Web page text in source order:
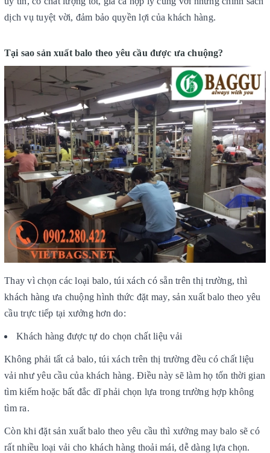
dịch vụ tuyệt vời, đảm bảo quyền lợi của khách hàng.
Tại sao sản xuất balo theo yêu cầu được ưa chuộng?
Thay vì chọn các loại balo, túi xách có sẵn trên thị trường, thì
khách hàng ưa chuộng hình thức đặt may, sản xuất balo theo yêu
cầu trực tiếp tại xưởng hơn do:
Khách hàng được tự do chọn chất liệu vải
Không phải tất cả balo, túi xách trên thị trường đều có chất liệu
vải như yêu cầu của khách hàng. Điều này sẽ làm họ tốn thời gian
tìm kiếm hoặc bất đắc dĩ phải chọn lựa trong trường hợp không
tìm ra.
Còn khi đặt sản xuất balo theo yêu cầu thì xưởng may balo sẽ có
rất nhiều loại vải cho khách hàng thoải mái, dễ dàng lựa chọn.